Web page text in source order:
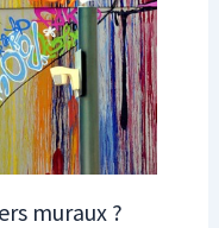
muraux ?